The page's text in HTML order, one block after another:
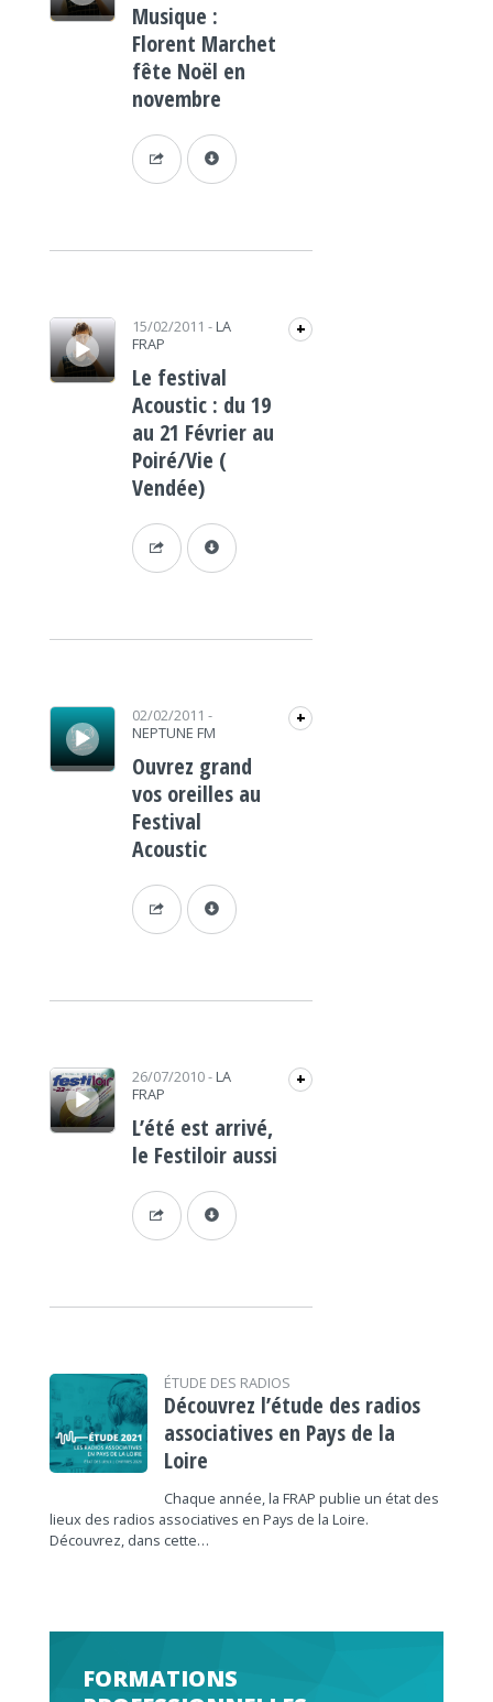
Musique :
Florent Marchet
fête Noël en
novembre
Lecteur audio 15/02/2011 - LA
FRAP
+
Le festival
Acoustic : du 19
au 21 Février au
Poiré/Vie (
Vendée)
Lecteur audio 02/02/2011 -
NEPTUNE FM
+
Ouvrez grand
vos oreilles au
Festival
Acoustic
Lecteur audio 26/07/2010- LA
FRAP
+
L’été est arrivé,
le Festiloir aussi
ÉTUDE DES RADIOS
Découvrez l’étude des radios
associatives en Pays de la
Loire
Chaque année, la FRAP publie un état des
lieux des radios associatives en Pays de la Loire.
Découvrez, dans cette…
FORMATIONS